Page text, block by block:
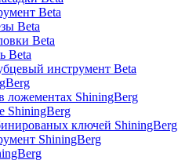
Beta
Beta
Beta
Beta
инструмент Beta
ложементах ShiningBerg
ShiningBerg
ключей ShiningBerg
ShiningBerg